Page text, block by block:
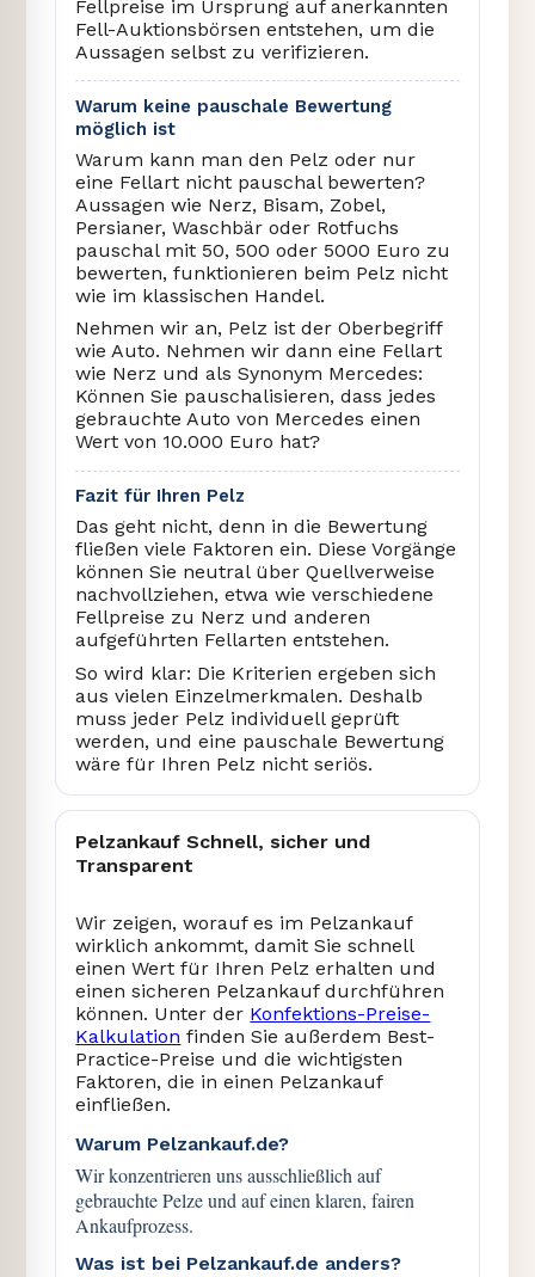
Fellpreise im Ursprung auf anerkannten
Fell-Auktionsbörsen entstehen, um die
Aussagen selbst zu verifizieren.
Warum keine pauschale Bewertung
möglich ist
Warum kann man den Pelz oder nur
eine Fellart nicht pauschal bewerten?
Aussagen wie Nerz, Bisam, Zobel,
Persianer, Waschbär oder Rotfuchs
pauschal mit 50, 500 oder 5000 Euro zu
bewerten, funktionieren beim Pelz nicht
wie im klassischen Handel.
Nehmen wir an, Pelz ist der Oberbegriff
wie Auto. Nehmen wir dann eine Fellart
wie Nerz und als Synonym Mercedes:
Können Sie pauschalisieren, dass jedes
gebrauchte Auto von Mercedes einen
Wert von 10.000 Euro hat?
Fazit für Ihren Pelz
Das geht nicht, denn in die Bewertung
fließen viele Faktoren ein. Diese Vorgänge
können Sie neutral über Quellverweise
nachvollziehen, etwa wie verschiedene
Fellpreise zu Nerz und anderen
aufgeführten Fellarten entstehen.
So wird klar: Die Kriterien ergeben sich
aus vielen Einzelmerkmalen. Deshalb
muss jeder Pelz individuell geprüft
werden, und eine pauschale Bewertung
wäre für Ihren Pelz nicht seriös.
Pelzankauf Schnell, sicher und
Transparent
Wir zeigen, worauf es im Pelzankauf
wirklich ankommt, damit Sie schnell
einen Wert für Ihren Pelz erhalten und
einen sicheren Pelzankauf durchführen
können. Unter der Konfektions-Preise-
Kalkulation finden Sie außerdem Best-
Practice-Preise und die wichtigsten
Faktoren, die in einen Pelzankauf
einfließen.
Warum Pelzankauf.de?
Wir konzentrieren uns ausschließlich auf
gebrauchte Pelze und auf einen klaren, fairen
Ankaufprozess.
Was ist bei Pelzankauf.de anders?